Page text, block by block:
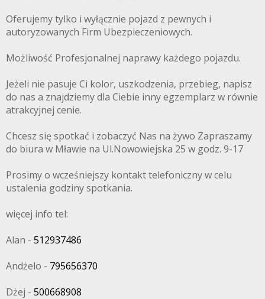
Oferujemy tylko i wyłącznie pojazd z pewnych i
autoryzowanych Firm Ubezpieczeniowych.
Możliwość Profesjonalnej naprawy każdego pojazdu.
Jeżeli nie pasuje Ci kolor, uszkodzenia, przebieg, napisz
do nas a znajdziemy dla Ciebie inny egzemplarz w równie
atrakcyjnej cenie.
Chcesz się spotkać i zobaczyć Nas na żywo Zapraszamy
do biura w Mławie na Ul.Nowowiejska 25 w godz. 9-17
Prosimy o wcześniejszy kontakt telefoniczny w celu
ustalenia godziny spotkania.
więcej info tel:
Alan - 512937486
Andżelo - 795656370
Dżej - 500668908